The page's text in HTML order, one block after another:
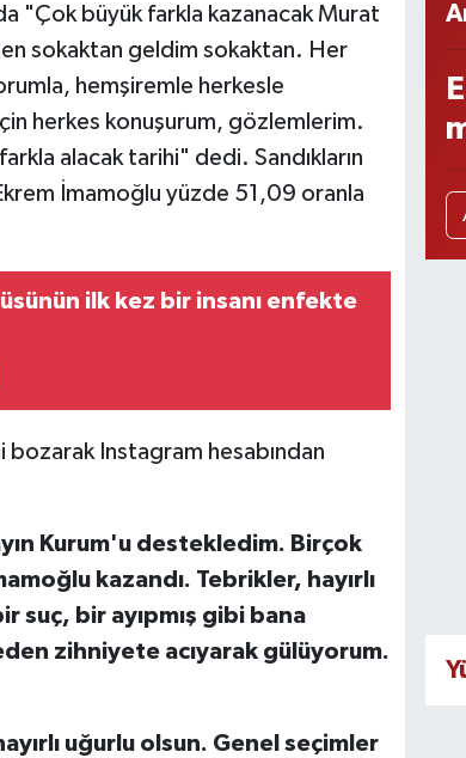
"Çok büyük farkla kazanacak Murat
sokaktan geldim sokaktan. Her
hemşiremle herkesle
herkes konuşurum, gözlemlerim.
farkla alacak tarihi" dedi. Sandıkların
İmamoğlu yüzde 51,09 oranla
ilk kez bir insanı enfekte
bozarak Instagram hesabından
Kurum'u destekledim. Birçok
kazandı. Tebrikler, hayırlı
suç, bir ayıpmış gibi bana
zihniyete acıyarak gülüyorum.
uğurlu olsun. Genel seçimler